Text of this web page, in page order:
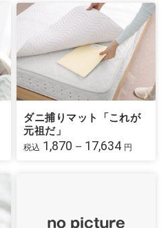
ダニ捕りマット「これが
元祖だ」
税込 1,870－17,634 円